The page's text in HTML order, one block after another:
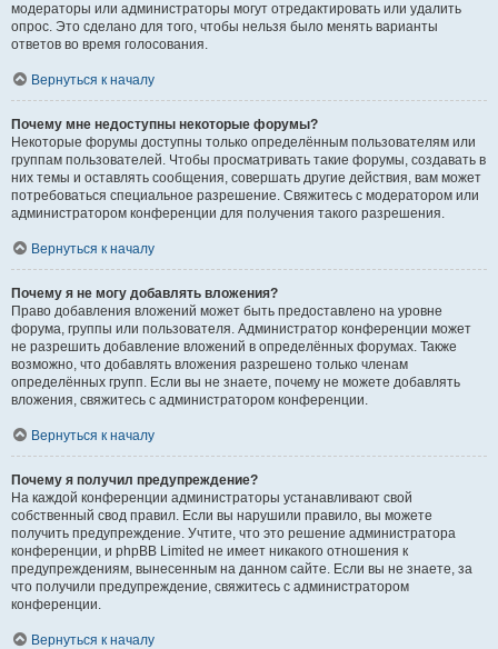
модераторы или администраторы могут отредактировать или удалить
опрос. Это сделано для того, чтобы нельзя было менять варианты
ответов во время голосования.
Вернуться к началу
Почему мне недоступны некоторые форумы?
Некоторые форумы доступны только определённым пользователям или
группам пользователей. Чтобы просматривать такие форумы, создавать в
них темы и оставлять сообщения, совершать другие действия, вам может
потребоваться специальное разрешение. Свяжитесь с модератором или
администратором конференции для получения такого разрешения.
Вернуться к началу
Почему я не могу добавлять вложения?
Право добавления вложений может быть предоставлено на уровне
форума, группы или пользователя. Администратор конференции может
не разрешить добавление вложений в определённых форумах. Также
возможно, что добавлять вложения разрешено только членам
определённых групп. Если вы не знаете, почему не можете добавлять
вложения, свяжитесь с администратором конференции.
Вернуться к началу
Почему я получил предупреждение?
На каждой конференции администраторы устанавливают свой
собственный свод правил. Если вы нарушили правило, вы можете
получить предупреждение. Учтите, что это решение администратора
конференции, и phpBB Limited не имеет никакого отношения к
предупреждениям, вынесенным на данном сайте. Если вы не знаете, за
что получили предупреждение, свяжитесь с администратором
конференции.
Вернуться к началу